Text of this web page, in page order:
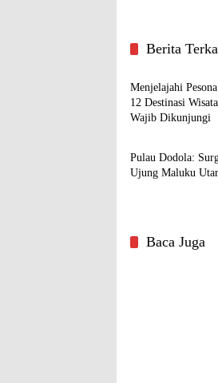
Berita
Traveling & Wisata
Menjelajahi
12 Destinasi
Wajib Dikunjungi
Traveling & Wisata
Pulau Dodola:
Ujung Maluku
Baca Juga